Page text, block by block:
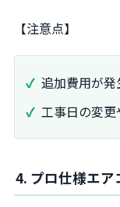
【注意点】
追加費用が
工事日の変
4. プロ仕様エ